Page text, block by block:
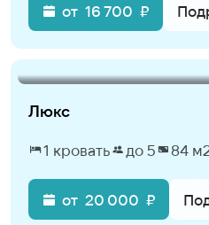
от 16 700 ₽
Люкс
1 кровать до 5 84
от 20 000 ₽